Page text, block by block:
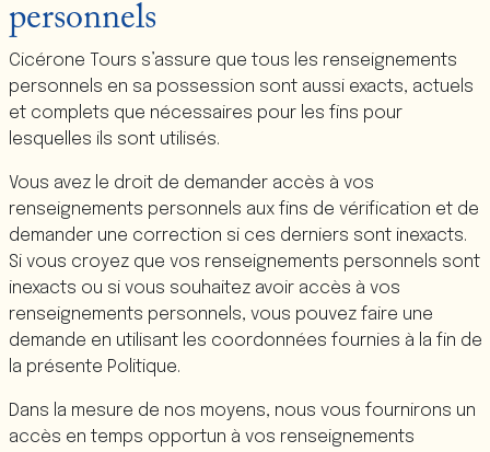
personnels
Cicérone Tours s’assure que tous les renseignements
personnels en sa possession sont aussi exacts, actuels
et complets que nécessaires pour les fins pour
lesquelles ils sont utilisés.
Vous avez le droit de demander accès à vos
renseignements personnels aux fins de vérification et de
demander une correction si ces derniers sont inexacts.
Si vous croyez que vos renseignements personnels sont
inexacts ou si vous souhaitez avoir accès à vos
renseignements personnels, vous pouvez faire une
demande en utilisant les coordonnées fournies à la fin de
la présente Politique.
Dans la mesure de nos moyens, nous vous fournirons un
accès en temps opportun à vos renseignements